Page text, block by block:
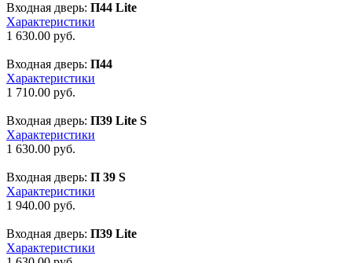
Входная дверь: П44 Lite
Характеристики
1 630.00 руб.
Входная дверь: П44
Характеристики
1 710.00 руб.
Входная дверь: П39 Lite S
Характеристики
1 630.00 руб.
Входная дверь: П 39 S
Характеристики
1 940.00 руб.
Входная дверь: П39 Lite
Характеристики